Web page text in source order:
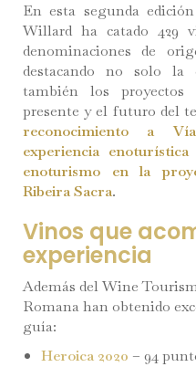
En esta segunda
Willard ha catado 429
denominaciones de
destacando no solo
también los
presente y el futuro del
reconocimiento a
experiencia
enoturismo en la
Ribeira Sacra.
Vinos que
experiencia
Además del Wine
Romana han obtenido
guía:
Heroica 2020 – 94